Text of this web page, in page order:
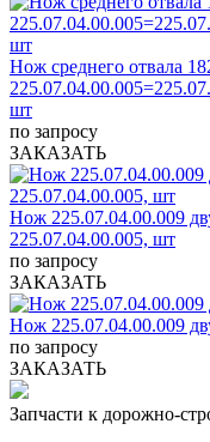
Нож среднего отвала
шт
по запросу
ЗАКАЗАТЬ
Нож 225.07.04.00.009
225.07.04.00.005, шт
по запросу
ЗАКАЗАТЬ
Нож 225.07.04.00.009
по запросу
ЗАКАЗАТЬ
Запчасти к дорожно-